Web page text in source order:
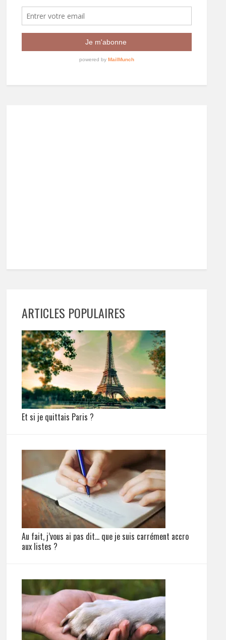
ARTICLES POPULAIRES
Et si je quittais Paris ?
Au fait, j’vous ai pas dit… que je suis carrément accro
aux listes ?